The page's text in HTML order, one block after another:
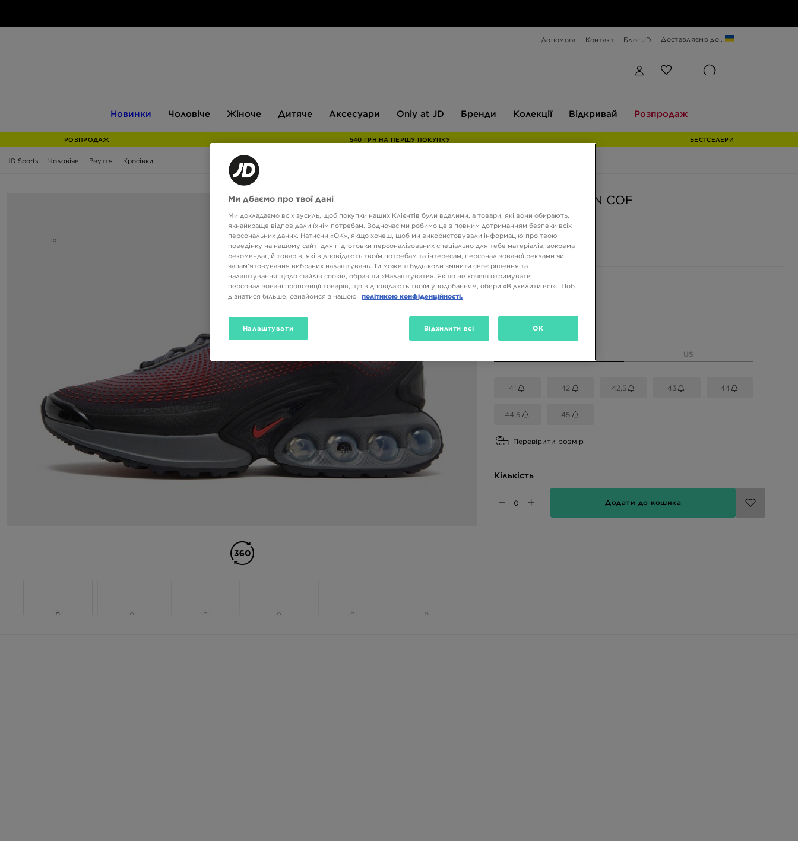
Допомога Контакт Блог JD Доставляємо до...
Новинки Чоловіче Жіноче Дитяче Аксесуари
JD
Only at JD Бренди Колекції Відкривай Розпродаж
РОЗПРОДАЖ 540 ГРН НА ПЕРШУ ПОКУПКУ БЕСТСЕЛЕРИ
JD Sports Чоловіче Взуття Кросівки
NIKE AIR MAX DN COF
5299 ГРН
Доступні кольори
Вибери розмір
US
41 42 42,5 43 44
44,5 45
Перевірити розмір
Кількість
Додати до кошика
Ми дбаємо про твої дані
Ми докладаємо всіх зусиль, щоб покупки наших Клієнтів були вдалими, а товари, які вони обирають,
якнайкраще відповідали їхнім потребам. Водночас ми робимо це з повним дотриманням безпеки всіх
персональних даних. Натисни «OK», якщо хочеш, щоб ми використовували інформацію про твою
поведінку на нашому сайті для підготовки персоналізованих спеціально для тебе матеріалів, зокрема
рекомендацій товарів, які відповідають твоїм потребам та інтересам, персоналізованої реклами чи
запам’ятовування вибраних налаштувань. Ти можеш будь-коли змінити своє рішення та
налаштування щодо файлів cookie, обравши «Налаштувати». Якщо не хочеш отримувати
персоналізовані пропозиції товарів, що відповідають твоїм уподобанням, обери «Відхилити всі». Щоб
дізнатися більше, ознайомся з нашою
політикою конфіденційності.
Налаштувати Відхилити всі OK